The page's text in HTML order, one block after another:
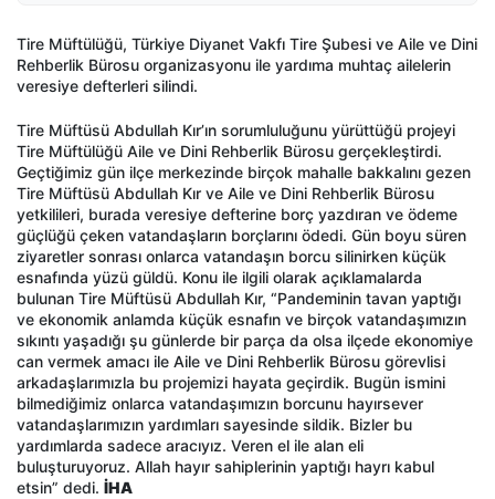
Tire Müftülüğü, Türkiye Diyanet Vakfı Tire Şubesi ve Aile ve Dini
Rehberlik Bürosu organizasyonu ile yardıma muhtaç ailelerin
veresiye defterleri silindi.
Tire Müftüsü Abdullah Kır’ın sorumluluğunu yürüttüğü projeyi
Tire Müftülüğü Aile ve Dini Rehberlik Bürosu gerçekleştirdi.
Geçtiğimiz gün ilçe merkezinde birçok mahalle bakkalını gezen
Tire Müftüsü Abdullah Kır ve Aile ve Dini Rehberlik Bürosu
yetkilileri, burada veresiye defterine borç yazdıran ve ödeme
güçlüğü çeken vatandaşların borçlarını ödedi. Gün boyu süren
ziyaretler sonrası onlarca vatandaşın borcu silinirken küçük
esnafında yüzü güldü. Konu ile ilgili olarak açıklamalarda
bulunan Tire Müftüsü Abdullah Kır, “Pandeminin tavan yaptığı
ve ekonomik anlamda küçük esnafın ve birçok vatandaşımızın
sıkıntı yaşadığı şu günlerde bir parça da olsa ilçede ekonomiye
can vermek amacı ile Aile ve Dini Rehberlik Bürosu görevlisi
arkadaşlarımızla bu projemizi hayata geçirdik. Bugün ismini
bilmediğimiz onlarca vatandaşımızın borcunu hayırsever
vatandaşlarımızın yardımları sayesinde sildik. Bizler bu
yardımlarda sadece aracıyız. Veren el ile alan eli
buluşturuyoruz. Allah hayır sahiplerinin yaptığı hayrı kabul
etsin” dedi. İHA